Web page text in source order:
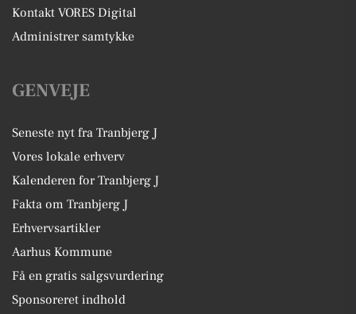
Kontakt VORES Digital
Administrer samtykke
GENVEJE
Seneste nyt fra Tranbjerg J
Vores lokale erhverv
Kalenderen for Tranbjerg J
Fakta om Tranbjerg J
Erhvervsartikler
Aarhus Kommune
Få en gratis salgsvurdering
Sponsoreret indhold